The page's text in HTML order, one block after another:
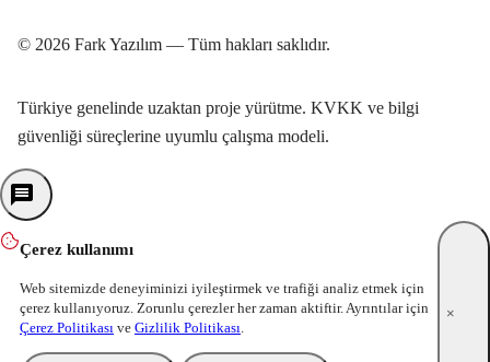
© 2026 Fark Yazılım — Tüm hakları saklıdır.
Türkiye genelinde uzaktan proje yürütme. KVKK ve bilgi
güvenliği süreçlerine uyumlu çalışma modeli.
Çerez kullanımı
Web sitemizde deneyiminizi iyileştirmek ve trafiği analiz etmek için
çerez kullanıyoruz. Zorunlu çerezler her zaman aktiftir. Ayrıntılar için
Çerez Politikası ve Gizlilik Politikası.
×